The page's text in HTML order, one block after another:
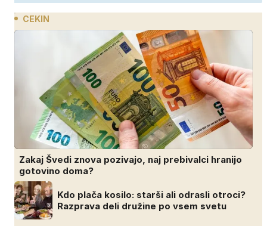
CEKIN
Zakaj Švedi znova pozivajo, naj prebivalci hranijo
gotovino doma?
Kdo plača kosilo: starši ali odrasli otroci?
Razprava deli družine po vsem svetu